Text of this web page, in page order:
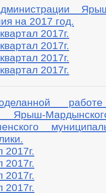
на 2017 год.
2017г.
2017г.
2017г.
2017г.
Ярыш-
2017г.
2017г.
2017г.
2017г.